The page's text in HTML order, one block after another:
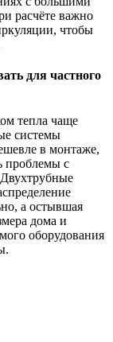
расчёте важно
чтобы
для частного
тепла чаще
системы
в монтаже,
проблемы с
а остывшая
дома и
оборудования